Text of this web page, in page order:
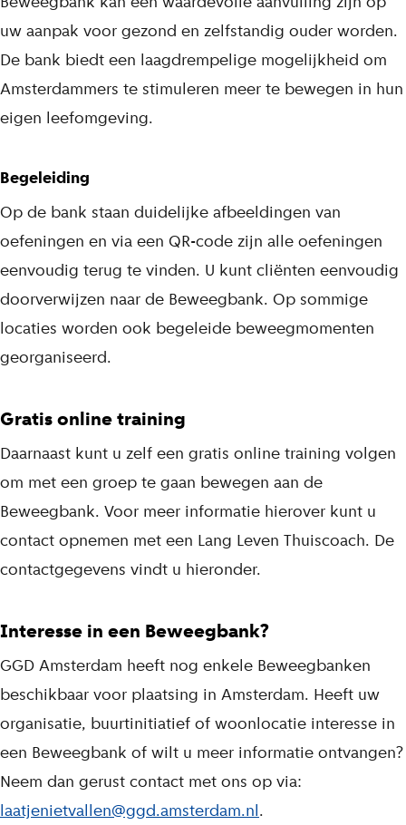
uw aanpak voor gezond en zelfstandig ouder worden.
De bank biedt een laagdrempelige mogelijkheid om
Amsterdammers te stimuleren meer te bewegen in hun
eigen leefomgeving.
Begeleiding
Op de bank staan duidelijke afbeeldingen van
oefeningen en via een QR-code zijn alle oefeningen
eenvoudig terug te vinden. U kunt cliënten eenvoudig
doorverwijzen naar de Beweegbank. Op sommige
locaties worden ook begeleide beweegmomenten
georganiseerd.
Gratis online training
Daarnaast kunt u zelf een gratis online training volgen
om met een groep te gaan bewegen aan de
Beweegbank. Voor meer informatie hierover kunt u
contact opnemen met een Lang Leven Thuiscoach. De
contactgegevens vindt u hieronder.
Interesse in een Beweegbank?
GGD Amsterdam heeft nog enkele Beweegbanken
beschikbaar voor plaatsing in Amsterdam. Heeft uw
organisatie, buurtinitiatief of woonlocatie interesse in
een Beweegbank of wilt u meer informatie ontvangen?
Neem dan gerust contact met ons op via:
laatjenietvallen@ggd.amsterdam.nl.